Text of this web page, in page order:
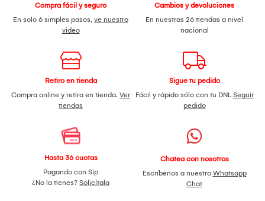
Compra fácil y seguro
En solo 6 simples pasos, ve nuestro
video
Cambios y devoluciones
En nuestras 26 tiendas a nivel
nacional
Retiro en tienda
Compra online y retira en tienda. Ver
tiendas
Sigue tu pedido
Fácil y rápido sólo con tu DNI. Seguir
pedido
Hasta 36 cuotas
Pagando con Sip
¿No la tienes? Solicítala
Chatea con nosotros
Escríbenos a nuestro Whatsapp
Chat